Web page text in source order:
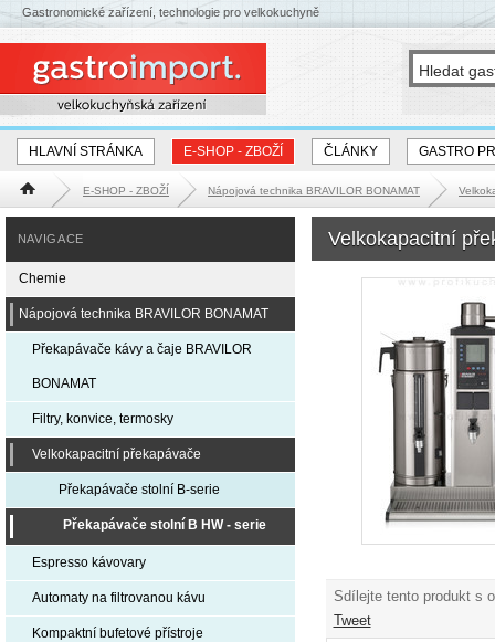
HLAVNÍ STRÁNKA E-SHOP - ZBOŽÍ ČLÁNKY GASTRO
Hlavní stránka E-SHOP - ZBOŽÍ Nápojová technika BRAVILOR BONAMAT
Velkokapacitní
Sdílejte tento produkt s
Tweet
NAVIGACE
Chemie
Nápojová technika BRAVILOR BONAMAT
Překapávače kávy a čaje BRAVILOR
BONAMAT
Filtry, konvice, termosky
Velkokapacitní překapávače
Překapávače stolní B-serie
Překapávače stolní B HW - serie
Espresso kávovary
Automaty na filtrovanou kávu
Kompaktní bufetové přístroje
Gastronomické zařízení, technologie pro velkokuchyně